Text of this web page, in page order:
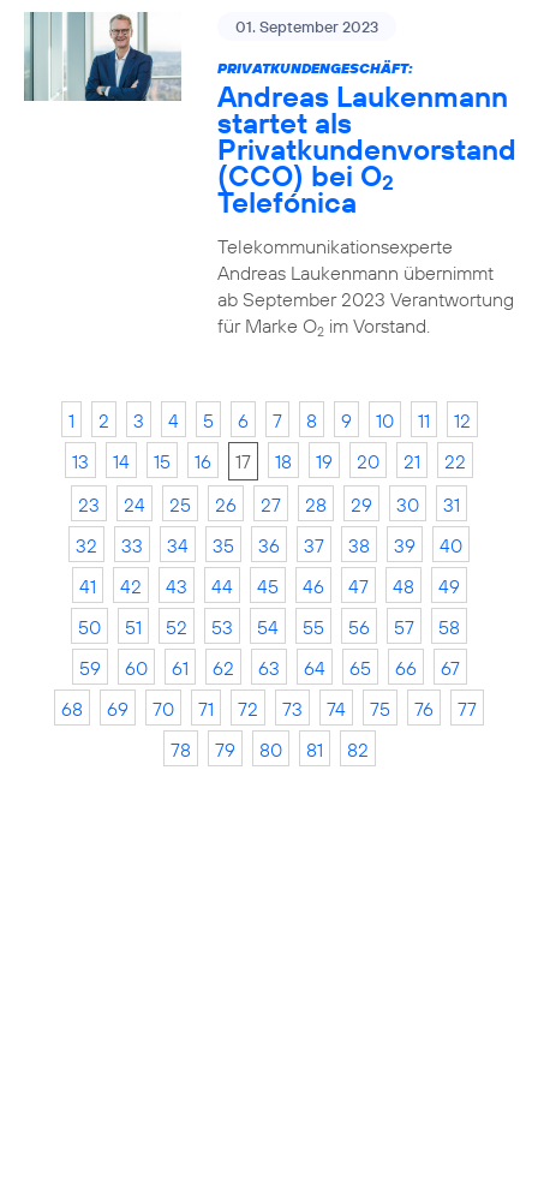
01. September 2023
PRIVATKUNDENGESCHÄFT:
Andreas Laukenmann
startet als
Privatkundenvorstand
(CCO) bei O2
Telefónica
Telekommunikationsexperte
Andreas Laukenmann übernimmt
ab September 2023 Verantwortung
für Marke O2im Vorstand.
1 2 3 4 5 6 7 8 9 10 11
12
13
14 15 16 17 18 19 20 21
22
23
24 25 26 27 28 29 30
31
32
33 34 35 36 37 38 39
40
41
42 43 44 45 46 47 48
49
50
51 52 53 54 55 56 57
58
59
60 61 62 63 64 65 66
67
68
69 70 71 72 73 74 75 76
77
78
79 80 81 82